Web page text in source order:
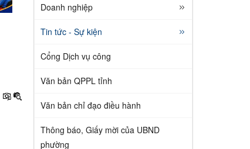
Doanh nghiệp
Tin tức - Sự kiện
Cổng Dịch vụ công
Văn bản QPPL tỉnh
Văn bản chỉ đạo điều hành
Thông báo, Giấy mời của UBND
phường